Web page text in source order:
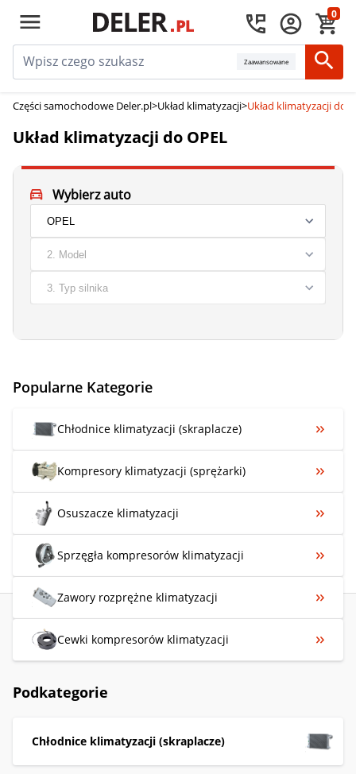
0
Zaawansowane
Części samochodowe Deler.pl>Układ klimatyzacji>Układ klimatyzacji do
Układ klimatyzacji do OPEL
Wybierz auto
Popularne Kategorie
Chłodnice klimatyzacji (skraplacze)
Kompresory klimatyzacji (sprężarki)
Osuszacze klimatyzacji
Sprzęgła kompresorów klimatyzacji
Zawory rozprężne klimatyzacji
Cewki kompresorów klimatyzacji
Podkategorie
Chłodnice klimatyzacji (skraplacze)